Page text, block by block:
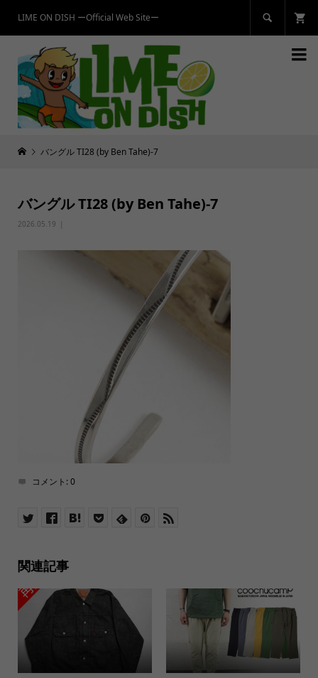
LIME ON DISH ーOfficial Web Siteー 

バングル TI28 (by Ben Tahe)-7
バングル TI28 (by Ben Tahe)-7
2026.05.19
コメント:0
関連記事